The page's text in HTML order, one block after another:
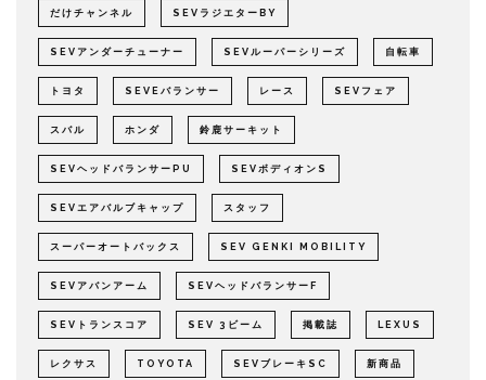
だけチャンネル SEVラジエターBY
SEVアンダーチューナー SEVルーパーシリーズ 自転車
トヨタ SEVEバランサー レース SEVフェア
スバル ホンダ 鈴鹿サーキット
SEVヘッドバランサーPU SEVボディオンS
SEVエアバルブキャップ スタッフ
スーパーオートバックス SEV GENKI MOBILITY
SEVアバンアーム SEVヘッドバランサーF
SEVトランスコア SEV 3ビーム 掲載誌 LEXUS
レクサス TOYOTA SEVブレーキSC 新商品